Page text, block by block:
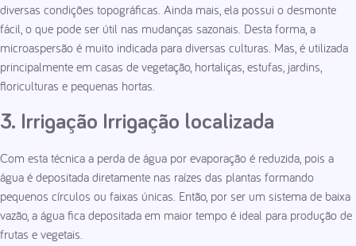
diversas condições topográficas. Ainda mais, ela possui o desmonte
fácil, o que pode ser útil nas mudanças sazonais. Desta forma, a
microaspersão é muito indicada para diversas culturas. Mas, é utilizada
principalmente em casas de vegetação, hortaliças, estufas, jardins,
floriculturas e pequenas hortas.
3. Irrigação Irrigação localizada
Com esta técnica a perda de água por evaporação é reduzida, pois a
água é depositada diretamente nas raízes das plantas formando
pequenos círculos ou faixas únicas. Então, por ser um sistema de baixa
vazão, a água fica depositada em maior tempo é ideal para produção de
frutas e vegetais.